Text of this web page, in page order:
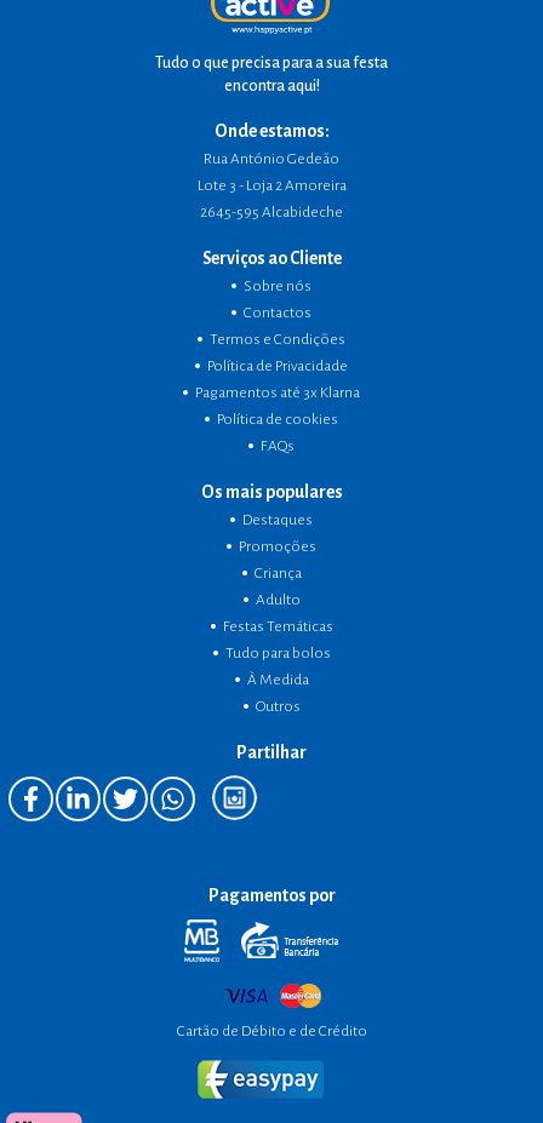
Tudo o que precisa para a sua festa
encontra aqui!
Onde estamos:
Rua António Gedeão
Lote 3 - Loja 2 Amoreira
2645-595 Alcabideche
Serviços ao Cliente
Sobre nós
Contactos
Termos e Condições
Política de Privacidade
Pagamentos até 3x Klarna
Política de cookies
FAQs
Os mais populares
Destaques
Promoções
Criança
Adulto
Festas Temáticas
Tudo para bolos
À Medida
Outros
Partilhar
Pagamentos por
Cartão de Débito e de Crédito